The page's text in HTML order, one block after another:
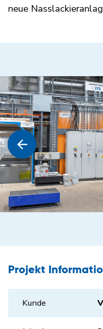
neue
Projekt
Kunde